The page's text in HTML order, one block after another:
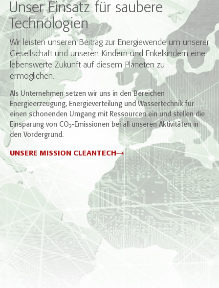
Unser Einsatz für saubere
Technologien
Wir leisten unseren Beitrag zur Energiewende um unserer
Gesellschaft und unseren Kindern und Enkelkindern eine
lebenswerte Zukunft auf diesem Planeten zu
ermöglichen.
Als Unternehmen setzen wir uns in den Bereichen
Energieerzeugung, Energieverteilung und Wassertechnik für
einen schonenden Umgang mit Ressourcen ein und stellen die
Einsparung von CO2-Emissionen bei all unseren Aktivitäten in
den Vordergrund.
UNSERE MISSION CLEANTECH